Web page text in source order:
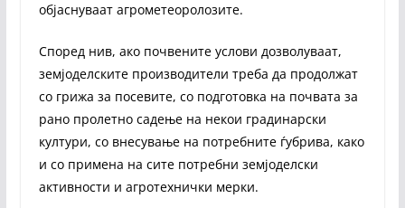
објаснуваат агрометеоролозите.
Според нив, ако почвените услови дозволуваат,
земјоделските производители треба да продолжат
со грижа за посевите, со подготовка на почвата за
рано пролетно садење на некои градинарски
култури, со внесување на потребните ѓубрива, како
и со примена на сите потребни земјоделски
активности и агротехнички мерки.